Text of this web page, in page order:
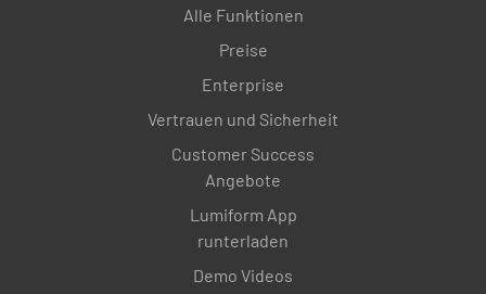
Alle Funktionen
Preise
Enterprise
Vertrauen und Sicherheit
Customer Success
Angebote
Lumiform App
runterladen
Demo Videos